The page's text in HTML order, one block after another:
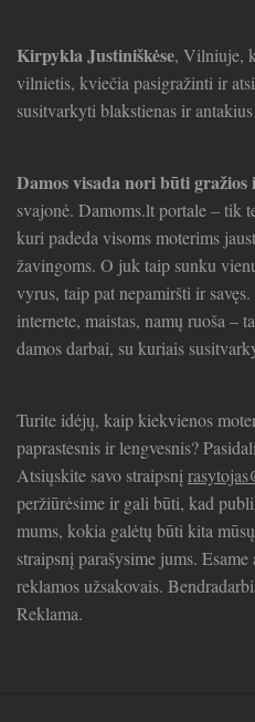
Kirpykla Justiniškėse, Vilniuje,
vilnietis, kviečia pasigražinti ir
susitvarkyti blakstienas ir
Damos visada nori būti gražios
svajonė. Damoms.lt portale – tik
kuri padeda visoms moterims
žavingoms. O juk taip sunku
vyrus, taip pat nepamiršti ir
internete, maistas, namų ruoša –
damos darbai, su kuriais
Turite idėjų, kaip kiekvienos
paprastesnis ir lengvesnis?
Atsiųskite savo straipsnį
peržiūrėsime ir gali būti, kad
mums, kokia galėtų būti kita
straipsnį parašysime jums.
reklamos užsakovais.
Reklama.